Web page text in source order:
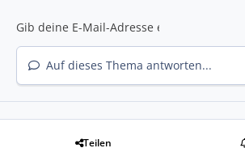
Auf dieses Thema antworten...
Teilen